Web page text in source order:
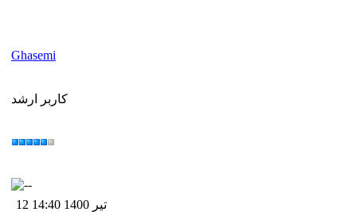
Ghasemi
کاربر ارشد
12 تیر 1400 14:40